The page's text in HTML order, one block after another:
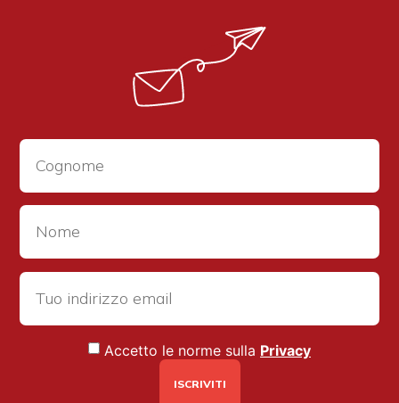
Accetto le norme sulla Privacy